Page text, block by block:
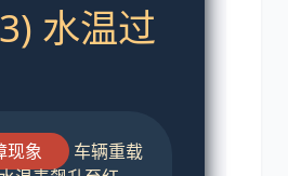
水温过
现象
车辆重载